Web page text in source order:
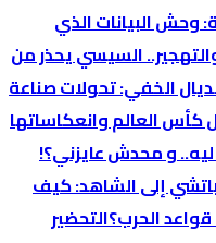
وحش البيانات الذي
السيسي يحذر من
الخفي: تحولات صناعة
كأس العالم وانعكاساتها
ليه.. و محدش عايزني؟!
إلى الشاهد: كيف
الحرب؟التحضير